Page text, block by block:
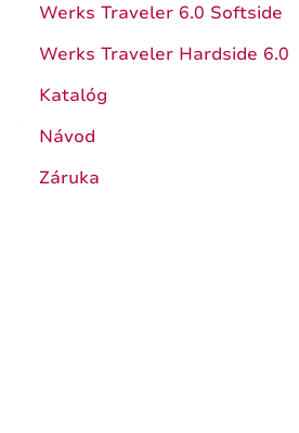
Werks Traveler 6.0 Softside
Werks Traveler Hardside 6.0
Katalóg
Návod
Záruka
Victorinox
6.7698.2C1
Sada dvoch žltých
Swiss Classic. Obsahuje nôž s
hladkým ostrím pre